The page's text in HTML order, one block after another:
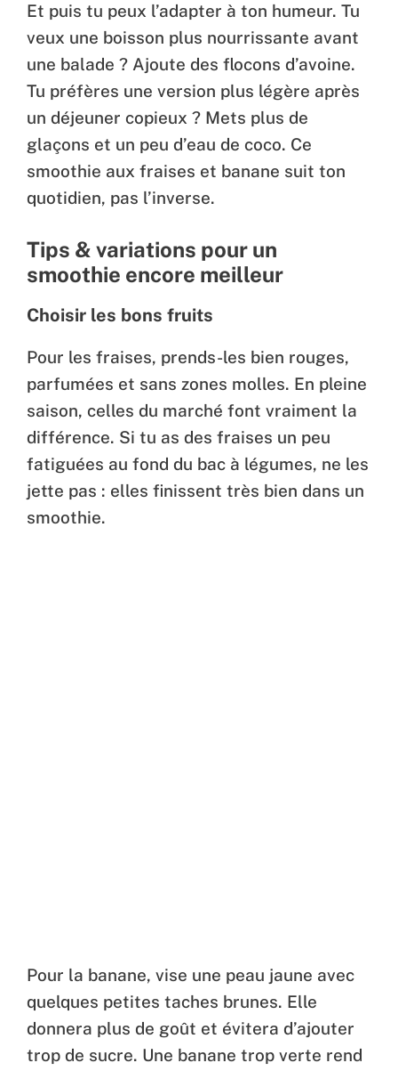
Et puis tu peux l’adapter à ton humeur. Tu
veux une boisson plus nourrissante avant
une balade ? Ajoute des flocons d’avoine.
Tu préfères une version plus légère après
un déjeuner copieux ? Mets plus de
glaçons et un peu d’eau de coco. Ce
smoothie aux fraises et banane suit ton
quotidien, pas l’inverse.
Tips & variations pour un
smoothie encore meilleur
Choisir les bons fruits
Pour les fraises, prends-les bien rouges,
parfumées et sans zones molles. En pleine
saison, celles du marché font vraiment la
différence. Si tu as des fraises un peu
fatiguées au fond du bac à légumes, ne les
jette pas : elles finissent très bien dans un
smoothie.
Pour la banane, vise une peau jaune avec
quelques petites taches brunes. Elle
donnera plus de goût et évitera d’ajouter
trop de sucre. Une banane trop verte rend